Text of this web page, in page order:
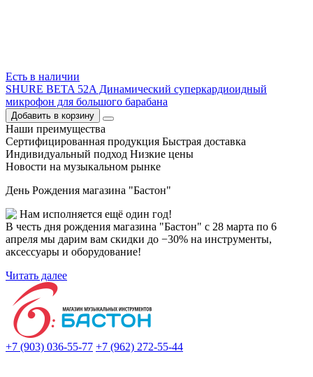
Есть в наличии
SHURE BETA 52A Динамический суперкардиоидный
микрофон для большого барабана
Добавить в корзину
Наши преимущества
Сертифицированная продукция Быстрая доставка
Индивидуальный подход Низкие цены
Новости на музыкальном рынке
День Рождения магазина "Бастон"
Нам исполняется ещё один год!
В честь дня рождения магазина "Бастон" с 28 марта по 6
апреля мы дарим вам скидки до −30% на инструменты,
аксессуары и оборудование!
Читать далее
+7 (903) 036-55-77 +7 (962) 272-55-44